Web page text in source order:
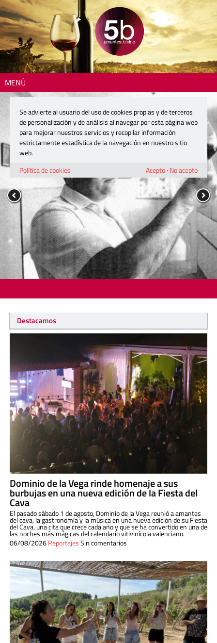
MENÚ
Destacamos
Dominio de la Vega rinde homenaje a sus
burbujas en una nueva edición de la Fiesta del
Cava
El pasado sábado 1 de agosto, Dominio de la Vega reunió a amantes
del cava, la gastronomía y la música en una nueva edición de su Fiesta
del Cava, una cita que crece cada año y que se ha convertido en una de
las noches más mágicas del calendario vitivinícola valenciano.
06/08/2026ReportajesSin comentarios
Se advierte al usuario del uso de cookies propias y de terceros
de personalización y de análisis al navegar por esta página web
para mejorar nuestros servicios y recopilar información
estrictamente estadística de la navegación en nuestro sitio
web.
Política de cookies
Acepto· No acepto